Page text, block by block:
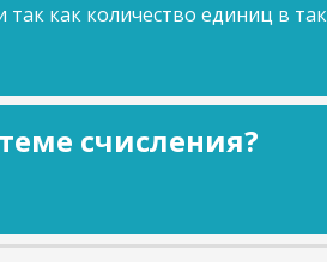
так как количество единиц в
счисления?